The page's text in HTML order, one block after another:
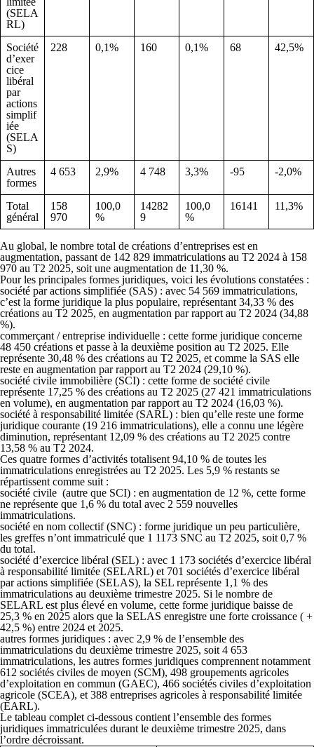
(SELA
RL)
Société
d’exer
cice
libéral
par
actions
simplif
iée
(SELA
S)
228 0,1% 160 0,1% 68 42,5%
Autres
formes
4 653 2,9% 4 748 3,3% -95 -2,0%
Total
général
158
970
100,0
%
14282
9
100,0
%
16141 11,3%
Au global, le nombre total de créations d’entreprises est en
augmentation, passant de 142 829 immatriculations au T2 2024 à 158
970 au T2 2025, soit une augmentation de 11,30 %.
Pour les principales formes juridiques, voici les évolutions constatées :
société par actions simplifiée (SAS) : avec 54 569 immatriculations,
c’est la forme juridique la plus populaire, représentant 34,33 % des
créations au T2 2025, en augmentation par rapport au T2 2024 (34,88
%).
commerçant / entreprise individuelle : cette forme juridique concerne
48 450 créations et passe à la deuxième position au T2 2025. Elle
représente 30,48 % des créations au T2 2025, et comme la SAS elle
reste en augmentation par rapport au T2 2024 (29,10 %).
société civile immobilière (SCI) : cette forme de société civile
représente 17,25 % des créations au T2 2025 (27 421 immatriculations
en volume), en augmentation par rapport au T2 2024 (16,03 %).
société à responsabilité limitée (SARL) : bien qu’elle reste une forme
juridique courante (19 216 immatriculations), elle a connu une légère
diminution, représentant 12,09 % des créations au T2 2025 contre
13,58 % au T2 2024.
Ces quatre formes d’activités totalisent 94,10 % de toutes les
immatriculations enregistrées au T2 2025. Les 5,9 % restants se
répartissent comme suit :
société civile (autre que SCI) : en augmentation de 12 %, cette forme
ne représente que 1,6 % du total avec 2 559 nouvelles
immatriculations.
société en nom collectif (SNC) : forme juridique un peu particulière,
les greffes n’ont immatriculé que 1 1173 SNC au T2 2025, soit 0,7 %
du total.
société d’exercice libéral (SEL) : avec 1 173 sociétés d’exercice libéral
à responsabilité limitée (SELARL) et 701 sociétés d’exercice libéral
par actions simplifiée (SELAS), la SEL représente 1,1 % des
immatriculations au deuxième trimestre 2025. Si le nombre de
SELARL est plus élevé en volume, cette forme juridique baisse de
25,3 % en 2025 alors que la SELAS enregistre une forte croissance ( +
42,5 %) entre 2024 et 2025.
autres formes juridiques : avec 2,9 % de l’ensemble des
immatriculations du deuxième trimestre 2025, soit 4 653
immatriculations, les autres formes juridiques comprennent notamment
612 sociétés civiles de moyen (SCM), 498 groupements agricoles
d’exploitation en commun (GAEC), 466 sociétés civiles d’exploitation
agricole (SCEA), et 388 entreprises agricoles à responsabilité limitée
(EARL).
Le tableau complet ci-dessous contient l’ensemble des formes
juridiques immatriculées durant le deuxième trimestre 2025, dans
l’ordre décroissant.